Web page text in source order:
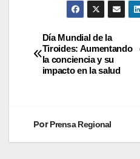
Día Mundial de la
Tiroides: Aumentando
la conciencia y su
impacto en la salud
PorPrensa Regional